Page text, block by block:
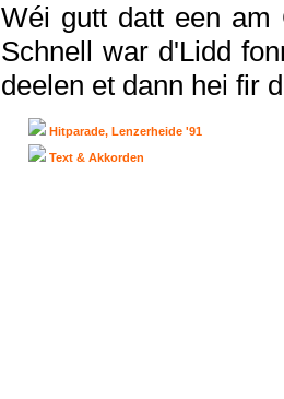
Wéi gutt datt een am
Schnell war d'Lidd
deelen et dann hei fir
Hitparade, Lenzerheide '91
Text & Akkorden